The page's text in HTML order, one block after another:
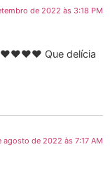
de 2022 às 3:18 PM
Que delícia
agosto de 2022 às 7:17 AM